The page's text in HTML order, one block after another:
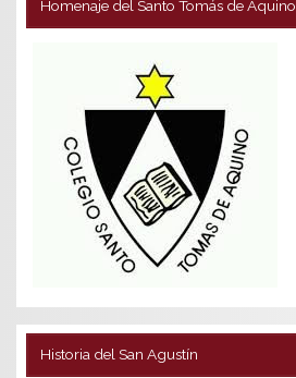
Homenaje del Santo Tomás de Aquino
Historia del San Agustín